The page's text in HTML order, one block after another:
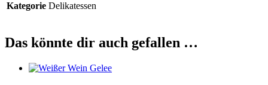
Kategorie Delikatessen
Das könnte dir auch gefallen …